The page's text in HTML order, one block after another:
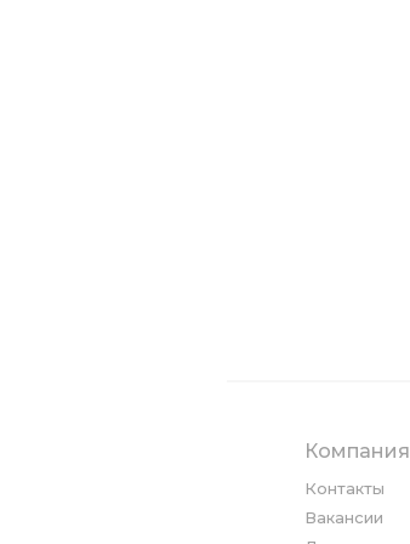
Компания
Контакты
Вакансии